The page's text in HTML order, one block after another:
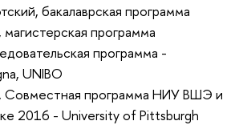
бакалаврская программа
программа
программа -
UNIBO
Совместная программа НИУ ВШЭ и
2016 - University of Pittsburgh